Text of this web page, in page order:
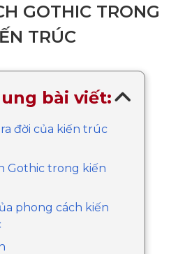
GOTHIC TRONG
TRÚC
bài viết:
đời của kiến trúc
Gothic trong kiến
phong cách kiến